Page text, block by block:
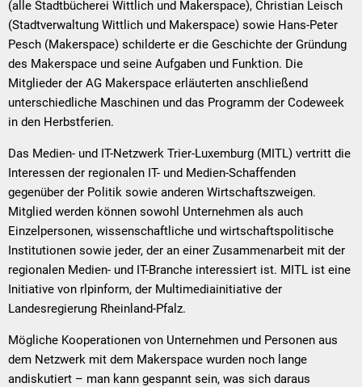
(alle Stadtbücherei Wittlich und Makerspace), Christian Leisch
(Stadtverwaltung Wittlich und Makerspace) sowie Hans-Peter
Pesch (Makerspace) schilderte er die Geschichte der Gründung
des Makerspace und seine Aufgaben und Funktion. Die
Mitglieder der AG Makerspace erläuterten anschließend
unterschiedliche Maschinen und das Programm der Codeweek
in den Herbstferien.
Das Medien- und IT-Netzwerk Trier-Luxemburg (MITL) vertritt die
Interessen der regionalen IT- und Medien-Schaffenden
gegenüber der Politik sowie anderen Wirtschaftszweigen.
Mitglied werden können sowohl Unternehmen als auch
Einzelpersonen, wissenschaftliche und wirtschaftspolitische
Institutionen sowie jeder, der an einer Zusammenarbeit mit der
regionalen Medien- und IT-Branche interessiert ist. MITL ist eine
Initiative von rlpinform, der Multimediainitiative der
Landesregierung Rheinland-Pfalz.
Mögliche Kooperationen von Unternehmen und Personen aus
dem Netzwerk mit dem Makerspace wurden noch lange
andiskutiert – man kann gespannt sein, was sich daraus